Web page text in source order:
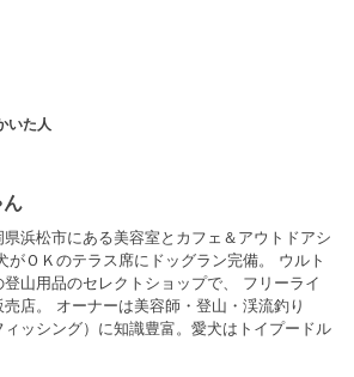
いた人
ん
県浜松市にある美容室とカフェ＆アウトドアシ
がＯＫのテラス席にドッグラン完備。 ウルト
登山用品のセレクトショップで、 フリーライ
売店。 オーナーは美容師・登山・渓流釣り
ィッシング）に知識豊富。愛犬はトイプードル